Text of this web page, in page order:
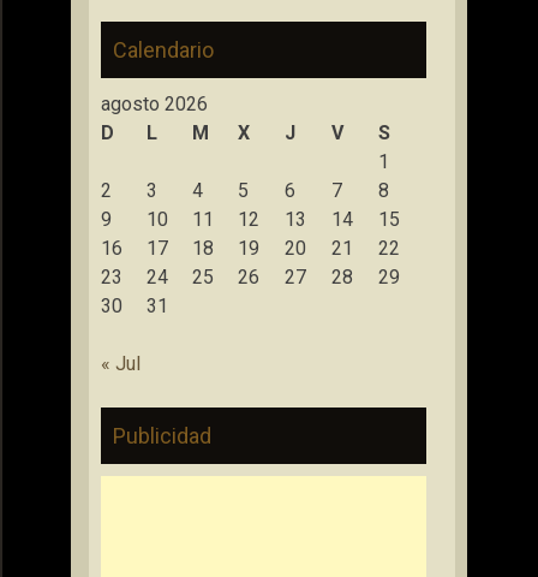
Calendario
agosto 2026
D
L M X J V
S
1
2
3 4 5 6 7
8
9
10 11 12 13 14
15
16
17 18 19 20 21
22
23
24 25 26 27 28
29
30
31
« Jul
Publicidad